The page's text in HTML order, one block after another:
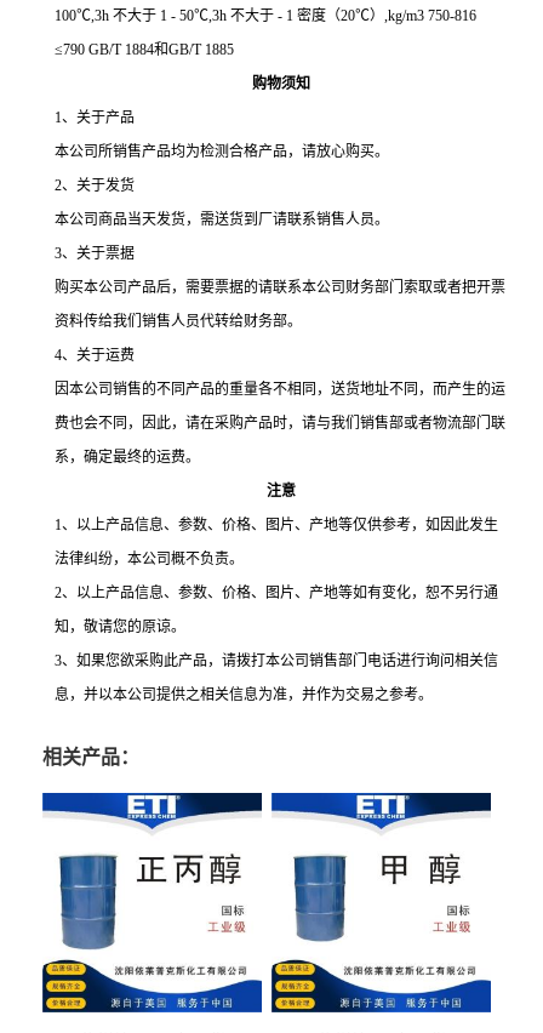
100℃,3h 不大于 1 - 50℃,3h 不大于 - 1 密度（20℃）,kg/m3 750-816
≤790 GB/T 1884和GB/T 1885
购物须知
1、关于产品
本公司所销售产品均为检测合格产品，请放心购买。
2、关于发货
本公司商品当天发货，需送货到厂请联系销售人员。
3、关于票据
购买本公司产品后，需要票据的请联系本公司财务部门索取或者把开票
资料传给我们销售人员代转给财务部。
4、关于运费
因本公司销售的不同产品的重量各不相同，送货地址不同，而产生的运
费也会不同，因此，请在采购产品时，请与我们销售部或者物流部门联
系，确定最终的运费。
注意
1、以上产品信息、参数、价格、图片、产地等仅供参考，如因此发生
法律纠纷，本公司概不负责。
2、以上产品信息、参数、价格、图片、产地等如有变化，恕不另行通
知，敬请您的原谅。
3、如果您欲采购此产品，请拨打本公司销售部门电话进行询问相关信
息，并以本公司提供之相关信息为准，并作为交易之参考。
相关产品：